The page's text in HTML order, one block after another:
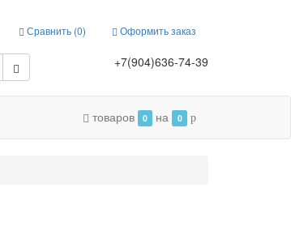
Сравнить (0) Оформить заказ
+7(904)636-74-39
товаров 0 на 0 p